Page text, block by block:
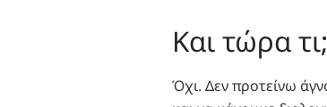
Και τώρα
Όχι. Δεν προτείνω